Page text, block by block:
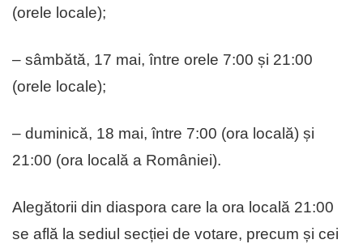
(orele locale);
– sâmbătă, 17 mai, între orele 7:00 și 21:00
(orele locale);
– duminică, 18 mai, între 7:00 (ora locală) și
21:00 (ora locală a României).
Alegătorii din diaspora care la ora locală 21:00
se află la sediul secției de votare, precum și cei